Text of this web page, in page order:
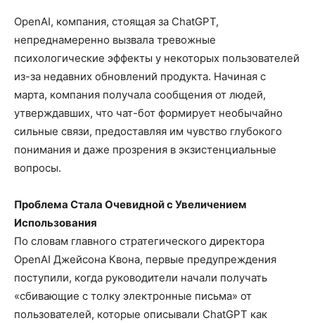
OpenAI, компания, стоящая за ChatGPT,
непреднамеренно вызвала тревожные
психологические эффекты у некоторых пользователей
из-за недавних обновлений продукта. Начиная с
марта, компания получала сообщения от людей,
утверждавших, что чат-бот формирует необычайно
сильные связи, предоставляя им чувство глубокого
понимания и даже прозрения в экзистенциальные
вопросы.
Проблема Стала Очевидной с Увеличением
Использования
По словам главного стратегического директора
OpenAI Джейсона Квона, первые предупреждения
поступили, когда руководители начали получать
«сбивающие с толку электронные письма» от
пользователей, которые описывали ChatGPT как